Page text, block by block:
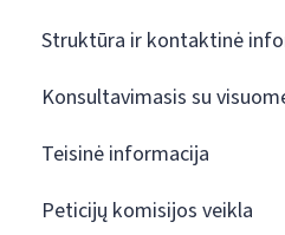
Struktūra ir kontaktinė
Konsultavimasis su
Teisinė informacija
Peticijų komisijos veikla